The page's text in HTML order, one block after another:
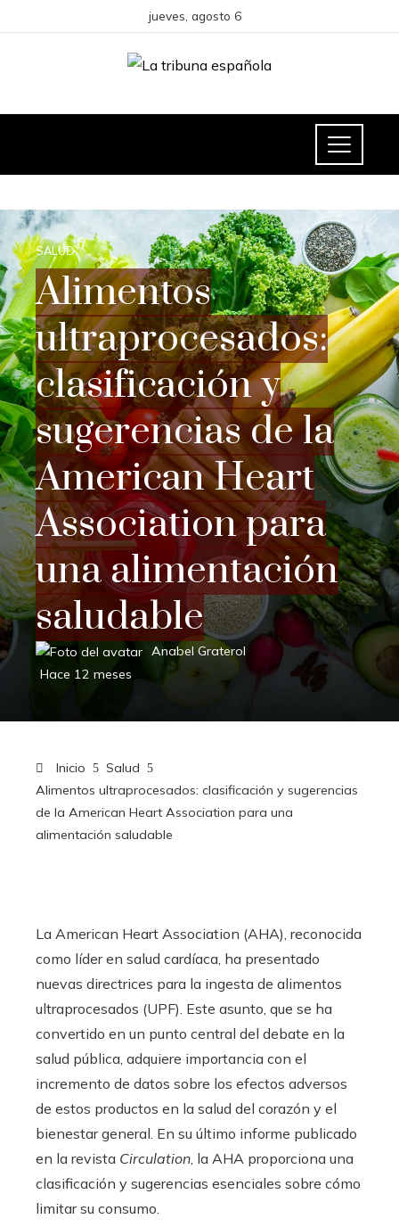
jueves, agosto 6
SALUD
Alimentos
ultraprocesados:
clasificación y
sugerencias de la
American Heart
Association para
una alimentación
saludable
Anabel Graterol
Hace 12 meses
Inicio
Salud
Alimentos ultraprocesados: clasificación y sugerencias
de la American Heart Association para una
alimentación saludable
La American Heart Association (AHA), reconocida
como líder en salud cardíaca, ha presentado
nuevas directrices para la ingesta de alimentos
ultraprocesados (UPF). Este asunto, que se ha
convertido en un punto central del debate en la
salud pública, adquiere importancia con el
incremento de datos sobre los efectos adversos
de estos productos en la salud del corazón y el
bienestar general. En su último informe publicado
en la revista Circulation , la AHA proporciona una
clasificación y sugerencias esenciales sobre cómo
limitar su consumo.